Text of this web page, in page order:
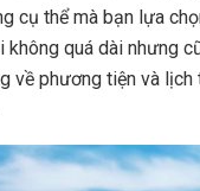
cụ thể mà bạn lựa
không quá dài nhưng
về phương tiện và